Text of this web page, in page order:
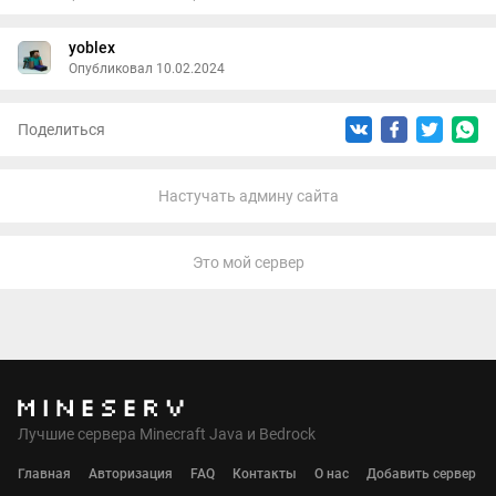
yoblex
Опубликовал 10.02.2024
Поделиться
Настучать админу сайта
Это мой сервер
Лучшие сервера Minecraft Java и Bedrock
Главная Авторизация FAQ Контакты О нас Добавить сервер